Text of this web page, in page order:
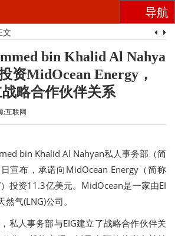
导航
文
bin Khalid Al Nahya
资MidOcean Energy，
略合作伙伴关系
:互联网
bin Khalid Al Nahyan私人事务部（简
宣布，承诺向MidOcean Energy（简称
）投资11.3亿美元。MidOcean是一家由EI
气(LNG)公司。
私人事务部与EIG建立了战略合作伙伴关